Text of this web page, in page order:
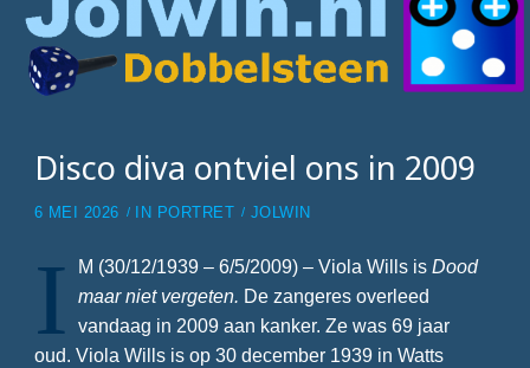
Disco diva ontviel ons in 2009
6 MEI 2026 IN PORTRET JOLWIN
I M (30/12/1939 – 6/5/2009) – Viola Wills is Dood
maar niet vergeten. De zangeres overleed
vandaag in 2009 aan kanker. Ze was 69 jaar
oud. Viola Wills is op 30 december 1939 in Watts